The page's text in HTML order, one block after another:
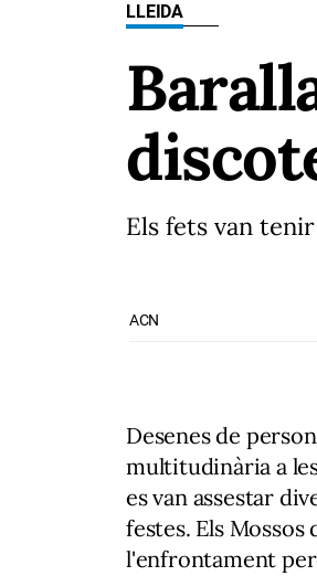
LLEIDA
Els fets van
ACN
Desenes de
multitudinària a
es van assestar
festes. Els
l'enfrontament